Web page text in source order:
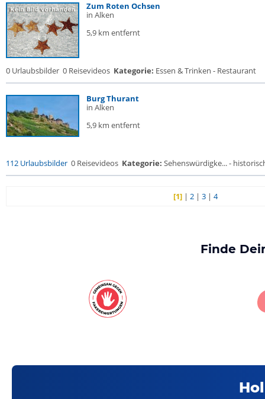
Zum Roten Ochsen
in Alken
5,9 km entfernt
0 Urlaubsbilder 0 Reisevideos Kategorie: Essen & Trinken - Restaurant
Burg Thurant
in Alken
5,9 km entfernt
112 Urlaubsbilder 0 Reisevideos Kategorie: Sehenswürdigke... -
[1] |2 |3 |4
Finde